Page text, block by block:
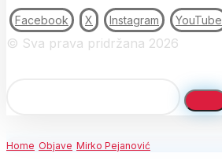
Facebook X Instagram YouTube
© Sva prava pridržana 2026
Home Objave Mirko Pejanović